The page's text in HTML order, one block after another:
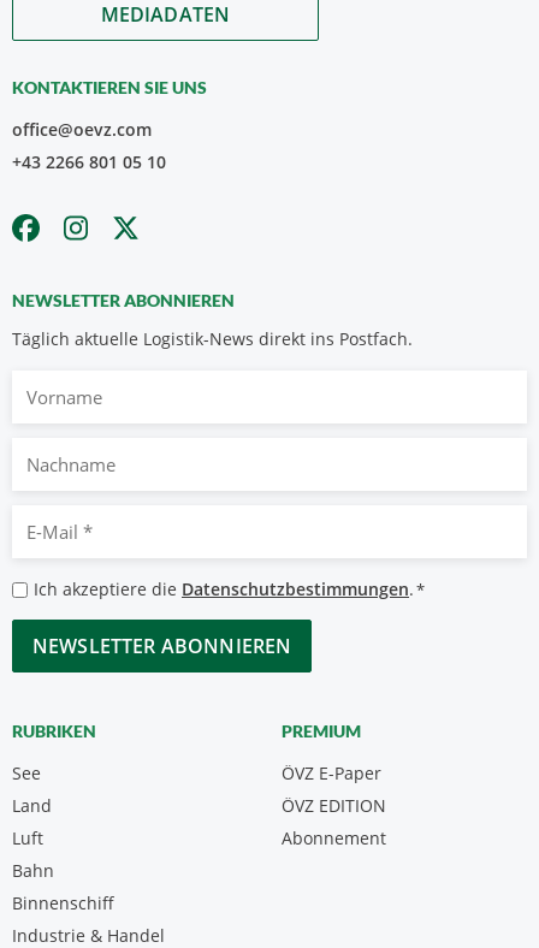
MEDIADATEN
KONTAKTIEREN SIE UNS
office@oevz.com
+43 2266 801 05 10
NEWSLETTER ABONNIEREN
Täglich aktuelle Logistik-News direkt ins Postfach.
Nachname
Mail
*
Datenschutzbestimmungen
*
Ich akzeptiere die Datenschutzbestimmungen.*
CAPTCHA
RUBRIKEN
See
Land
Luft
Bahn
Binnenschiff
Industrie & Handel
PREMIUM
ÖVZ E-Paper
Abonnement
ÖVZ EDITION